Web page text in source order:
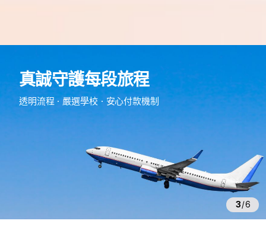
真誠守護每段旅程
透明流程・嚴選學校・安心付款機制
3/6